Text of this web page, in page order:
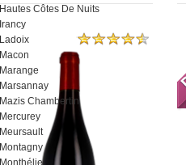
Hautes Côtes De Nuits
Irancy
Ladoix
Macon
Marange
Marsannay
Mazis Chambertin
Mercurey
Meursault
Montagny
Monthélie